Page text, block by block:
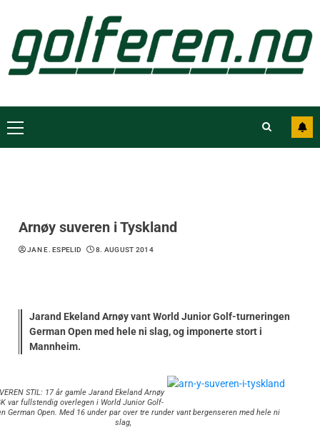
Arnøy suveren i Tyskland
JAN E. ESPELID 8. AUGUST 2014
Jarand Ekeland Arnøy vant World Junior Golf-turneringen
German Open med hele ni slag, og imponerte stort i
Mannheim.
STIL: 17 år gamle Jarand Ekeland Arnøy
var fullstendig overlegen i World Junior Golf-
German Open. Med 16 under par over tre runder vant bergenseren med hele ni
slag,